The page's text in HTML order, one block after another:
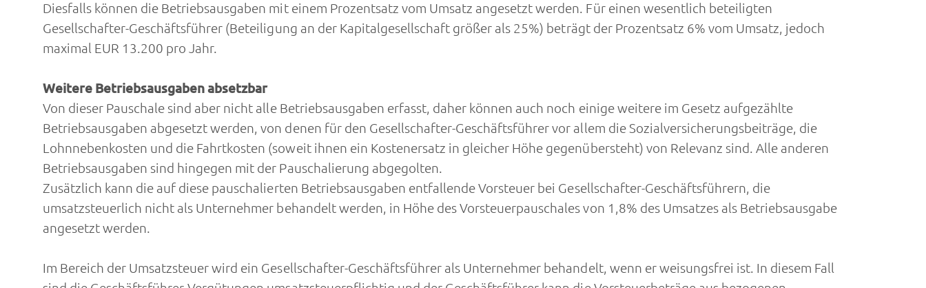
Diesfalls können die Betriebsausgaben mit einem Prozentsatz vom Umsatz angesetzt werden. Für einen wesentlich beteiligten
Gesellschafter-Geschäftsführer (Beteiligung an der Kapitalgesellschaft größer als 25%) beträgt der Prozentsatz 6% vom Umsatz, jedoch
maximal EUR 13.200 pro Jahr.
Weitere Betriebsausgaben absetzbar
Von dieser Pauschale sind aber nicht alle Betriebsausgaben erfasst, daher können auch noch einige weitere im Gesetz aufgezählte
Betriebsausgaben abgesetzt werden, von denen für den Gesellschafter-Geschäftsführer vor allem die Sozialversicherungsbeiträge, die
Lohnnebenkosten und die Fahrtkosten (soweit ihnen ein Kostenersatz in gleicher Höhe gegenübersteht) von Relevanz sind. Alle anderen
Betriebsausgaben sind hingegen mit der Pauschalierung abgegolten.
Zusätzlich kann die auf diese pauschalierten Betriebsausgaben entfallende Vorsteuer bei Gesellschafter-Geschäftsführern, die
umsatzsteuerlich nicht als Unternehmer behandelt werden, in Höhe des Vorsteuerpauschales von 1,8% des Umsatzes als Betriebsausgabe
angesetzt werden.
Im Bereich der Umsatzsteuer wird ein Gesellschafter-Geschäftsführer als Unternehmer behandelt, wenn er weisungsfrei ist. In diesem Fall